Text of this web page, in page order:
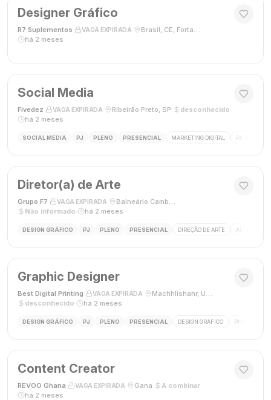
Designer Gráfico
R7 Suplementos VAGA EXPIRADA Brasil, CE, Fortaleza
há 2 meses
Social Media
Fivedez VAGA EXPIRADA Ribeirão Preto, SP desconhecido
há 2 meses
SOCIAL MEDIA PJ PLENO PRESENCIAL MARKETING DIGITAL REDES
Diretor(a) de Arte
Grupo F7 VAGA EXPIRADA Balneário Camboriú, SC, Brasil
Não informado
há 2 meses
DESIGN GRÁFICO PJ PLENO PRESENCIAL DIREÇÃO DE ARTE ADOBE
Graphic Designer
Best Digital Printing VAGA EXPIRADA Machhlishahr, Uttar Pradesh, Índia
desconhecido
há 2 meses
DESIGN GRÁFICO PJ PLENO PRESENCIAL DESIGN GRÁFICO PHOTOSHOP
Content Creator
REVOO Ghana VAGA EXPIRADA Gana A combinar·
há 2 meses